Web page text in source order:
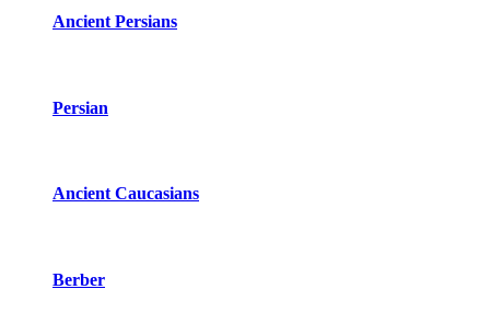
Ancient Persians
Persian
Ancient Caucasians
Berber